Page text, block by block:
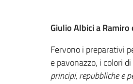
Giulio Albici a
Fervono i preparativi
e pavonazzo, i colori
principi, repubbliche e